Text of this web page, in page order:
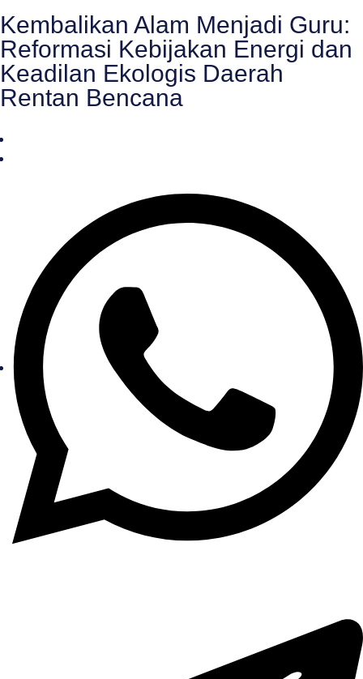
Kembalikan Alam Menjadi Guru:
Reformasi Kebijakan Energi dan
Keadilan Ekologis Daerah
Rentan Bencana